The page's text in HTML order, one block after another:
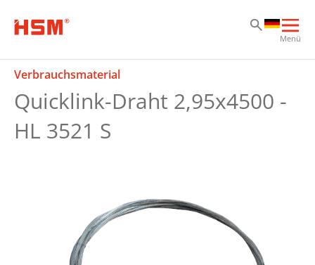
Menü
Verbrauchsmaterial
Quicklink-Draht 2,95x4500 -
HL 3521 S